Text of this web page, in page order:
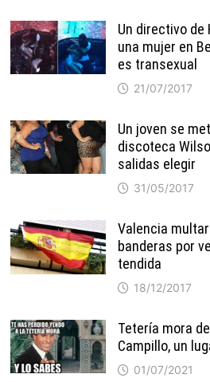
Un directivo de
una mujer en
es transexual
21/07/2017
Un joven se
discoteca
salidas elegir
31/05/2017
Valencia
banderas por
tendida
18/12/2017
Tetería mora
Campillo, un
01/07/2021